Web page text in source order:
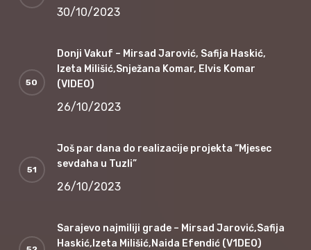
30/10/2023
Donji Vakuf – Mirsad Jarović, Safija Haskić,
Izeta Milišić,Snježana Komar, Elvis Komar
(VIDEO)
26/10/2023
Još par dana do realizacije projekta “Mjesec
sevdaha u Tuzli”
26/10/2023
Sarajevo najmiliji grade – Mirsad Jarović,Safija
Haskić,Izeta Milišić,Naida Efendić (V1DEO)